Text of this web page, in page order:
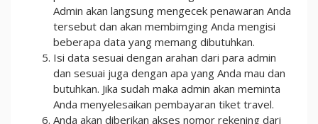
Admin akan langsung mengecek penawaran Anda
tersebut dan akan membimging Anda mengisi
beberapa data yang memang dibutuhkan.
Isi data sesuai dengan arahan dari para admin
dan sesuai juga dengan apa yang Anda mau dan
butuhkan. Jika sudah maka admin akan meminta
Anda menyelesaikan pembayaran tiket travel.
Anda akan diberikan akses nomor rekening dari